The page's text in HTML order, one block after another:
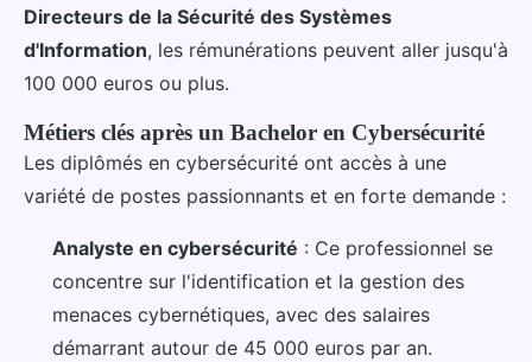
Directeurs de la Sécurité des Systèmes
d'Information, les rémunérations peuvent aller jusqu'à
100 000 euros ou plus.
Métiers clés après un Bachelor en Cybersécurité
Les diplômés en cybersécurité ont accès à une
variété de postes passionnants et en forte demande :
Analyste en cybersécurité : Ce professionnel se
concentre sur l'identification et la gestion des
menaces cybernétiques, avec des salaires
démarrant autour de 45 000 euros par an.